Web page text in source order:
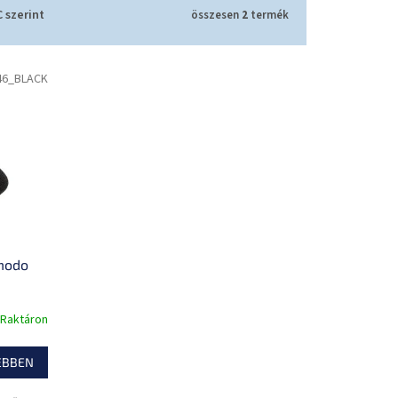
szerint összesen 2 termék
Raktáron